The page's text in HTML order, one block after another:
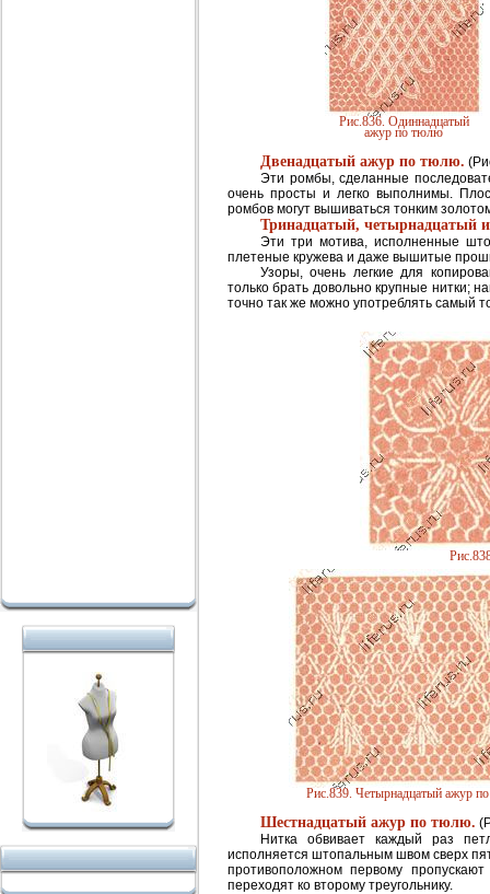
Рис.836. Одиннадцатый
ажур по тюлю
Двенадцатый ажур по тюлю.
Эти ромбы, сделанные
очень просты и легко выполнимы.
ромбов могут вышиваться тонким
Тринадцатый, четырнадцатый
Эти три мотива, исполненные
плетеные кружева и даже вышитые
Узоры, очень легкие для
только брать довольно крупные нитки;
точно так же можно употреблять самый
Рис.839. Четырнадцатый ажур
Шестнадцатый ажур по тюлю.
Нитка обвивает каждый раз
исполняется штопальным швом сверх
противоположном первому
переходят ко второму треугольнику.